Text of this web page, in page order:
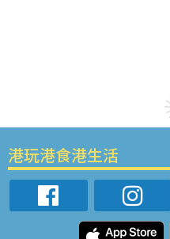
港玩港食港生活